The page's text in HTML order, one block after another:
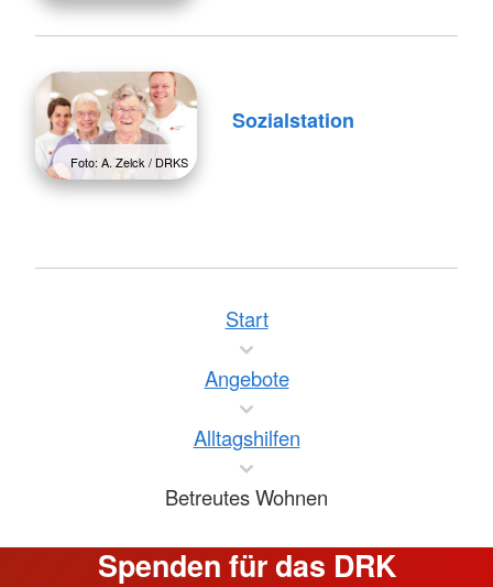
Foto: A. Zelck / DRKS
Sozialstation
Start
Angebote
Alltagshilfen
Betreutes Wohnen
Spenden für das DRK